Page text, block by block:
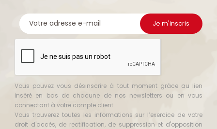
Vous pouvez vous désinscrire à tout moment grâce au lien
inséré en bas de chacune de nos newsletters ou en vous
connectant à votre compte client.
Vous trouverez toutes les informations sur l’exercice de votre
droit d'accès, de rectification, de suppression et d'opposition